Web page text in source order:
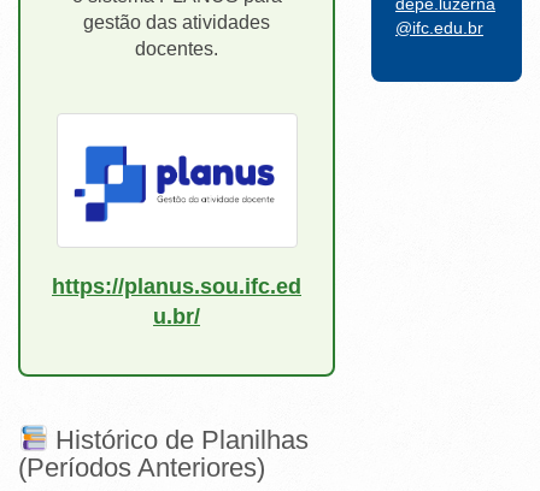
gestão das atividades
docentes.
https://planus.sou.ifc.ed
u.br/
Histórico de Planilhas
(Períodos Anteriores)
@ifc.edu.br